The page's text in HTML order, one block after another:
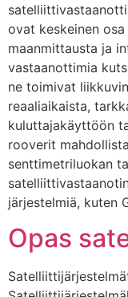
ovat keskeinen
maanmittausta ja
vastaanottimia
ne toimivat
reaaliaikaista,
kuluttajakäyttöön
rooverit
senttimetriluokan
järjestelmiä, kuten
Opas